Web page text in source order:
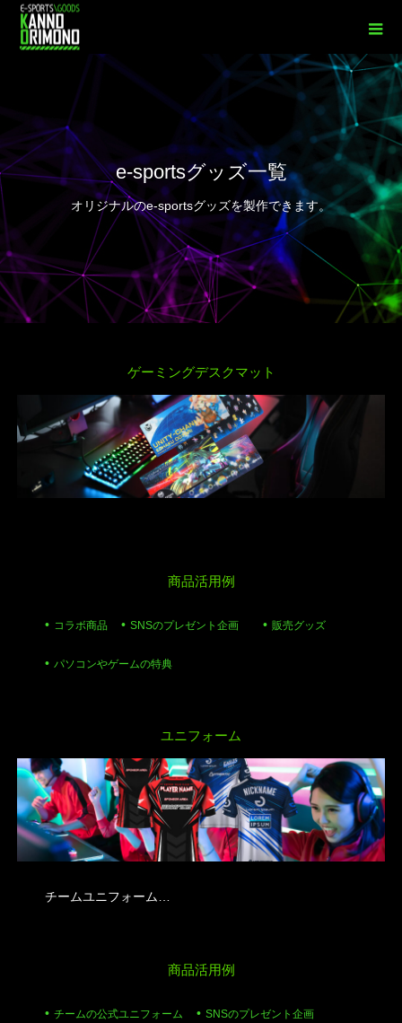
e-sportsグッズ一覧
オリジナルのe-sportsグッズを製作できます。
ゲーミングデスクマット
商品活用例
コラボ商品 SNSのプレゼント企画 販売グッズ
パソコンやゲームの特典
ユニフォーム
チームユニフォーム…
商品活用例
チームの公式ユニフォーム SNSのプレゼント企画